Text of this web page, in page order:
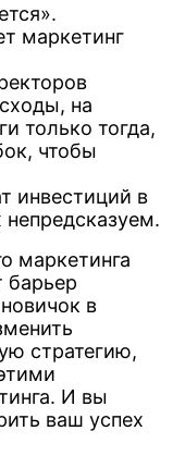
маркетинг
на
только тогда,
чтобы
инвестиций в
маркетинга
барьер
в
стратегию,
И вы
ваш успех